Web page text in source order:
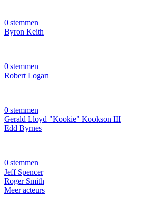
0 stemmen
Byron Keith
0 stemmen
Robert Logan
0 stemmen
Gerald Lloyd "Kookie" Kookson III
Edd Byrnes
0 stemmen
Jeff Spencer
Roger Smith
Meer acteurs